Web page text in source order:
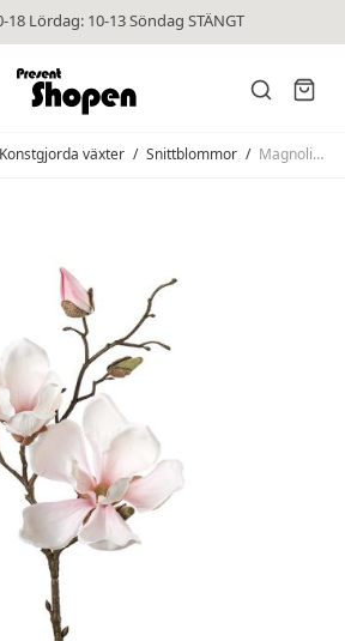
Lördag: 10-13 Söndag STÄNGT
Konstgjorda växter / Snittblommor / Magnolia Ljusrosa